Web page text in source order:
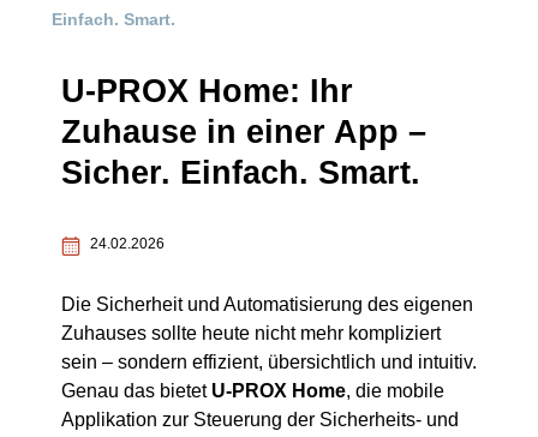
Einfach. Smart.
U-PROX Home: Ihr
Zuhause in einer App –
Sicher. Einfach. Smart.
24.02.2026
Die Sicherheit und Automatisierung des eigenen
Zuhauses sollte heute nicht mehr kompliziert
sein – sondern effizient, übersichtlich und intuitiv.
Genau das bietet U-PROX Home, die mobile
Applikation zur Steuerung der Sicherheits- und